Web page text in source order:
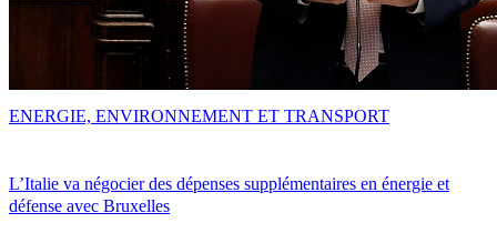
L’Italie va négocier des dépenses supplémentaires en énergie et
défense avec Bruxelles
ENERGIE, ENVIRONNEMENT ET TRANSPORT